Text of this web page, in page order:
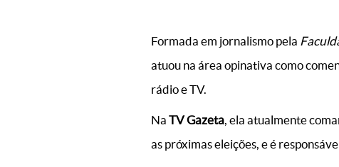
Formada em jornalismo pela
atuou na área opinativa como
rádio e TV.
Na TV Gazeta, ela atualmente
as próximas eleições, e é